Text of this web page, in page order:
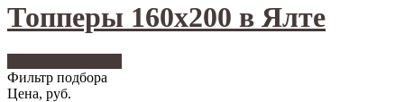
Топперы 160х200 в Ялте
Фильтр подбора
Цена, руб.